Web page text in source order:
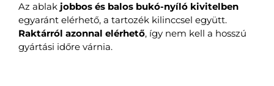
Az ablak jobbos és balos bukó-nyíló kivitelben
egyaránt elérhető, a tartozék kilinccsel együtt.
Raktárról azonnal elérhető, így nem kell a hosszú
gyártási időre várnia.